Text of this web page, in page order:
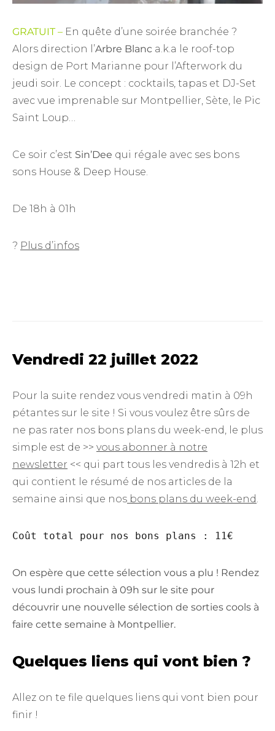
GRATUIT – En quête d’une soirée branchée ?
Alors direction l’Arbre Blanc a.k.a le roof-top
design de Port Marianne pour l’Afterwork du
jeudi soir. Le concept : cocktails, tapas et DJ-Set
avec vue imprenable sur Montpellier, Sète, le Pic
Saint Loup…
Ce soir c’est Sin’Dee qui régale avec ses bons
sons House & Deep House.
De 18h à 01h
? Plus d’infos
Vendredi 22 juillet 2022
Pour la suite rendez vous vendredi matin à 09h
pétantes sur le site ! Si vous voulez être sûrs de
ne pas rater nos bons plans du week-end, le plus
simple est de >> vous abonner à notre
newsletter << qui part tous les vendredis à 12h et
qui contient le résumé de nos articles de la
semaine ainsi que nos bons plans du week-end.
Coût total pour nos bons plans : 11€
On espère que cette sélection vous a plu ! Rendez
vous lundi prochain à 09h sur le site pour
découvrir une nouvelle sélection de sorties cools à
faire cette semaine à Montpellier.
Quelques liens qui vont bien ?
Allez on te file quelques liens qui vont bien pour
finir !